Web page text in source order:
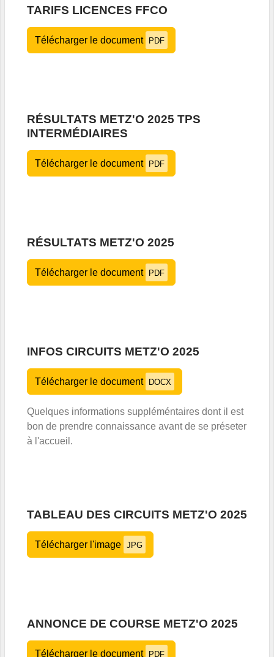
TARIFS LICENCES FFCO
Télécharger le document PDF
RÉSULTATS METZ'O 2025 TPS
INTERMÉDIAIRES
Télécharger le document PDF
RÉSULTATS METZ'O 2025
Télécharger le document PDF
INFOS CIRCUITS METZ'O 2025
Télécharger le document DOCX
Quelques informations suppléméntaires dont il est
bon de prendre connaissance avant de se préseter
à l'accueil.
TABLEAU DES CIRCUITS METZ'O 2025
Télécharger l'image JPG
ANNONCE DE COURSE METZ'O 2025
Télécharger le document PDF